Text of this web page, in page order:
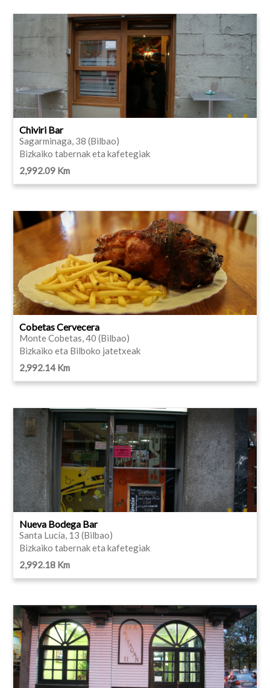
Chiviri Bar
Sagarminaga, 38 (Bilbao)
Bizkaiko tabernak eta kafetegiak
2,992.09 Km
Cobetas Cervecera
Monte Cobetas, 40 (Bilbao)
Bizkaiko eta Bilboko jatetxeak
2,992.14 Km
Nueva Bodega Bar
Santa Lucía, 13 (Bilbao)
Bizkaiko tabernak eta kafetegiak
2,992.18 Km